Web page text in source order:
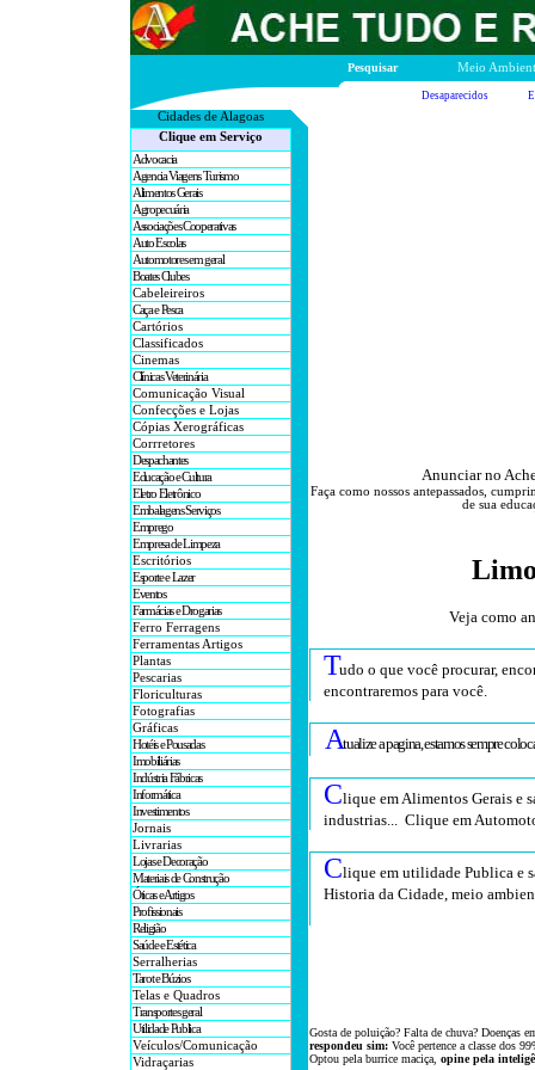
Pesquisar Meio
Desaparecidos
Cidades de Alagoas
Clique em Serviço
Advocacia
Agencia Viagens Turismo
Alimentos Gerais
Agropecuária
Associações Cooperativas
Auto Escolas
Automotores em geral
Boates Clubes
Cabeleireiros
Caça e Pesca
Cartórios
Classificados
Cinemas
Clínicas Veterinária
Comunicação Visual
Confecções e Lojas
Cópias Xerográficas
Corrretores
Despachantes
Educação e Cultura
Eletro Eletrônico
Embalagens Serviços
Emprego
Empresa de Limpeza
Escritórios
Esporte e Lazer
Eventos
Farmácias e Drogarias
Ferro Ferragens
Ferramentas Artigos
Plantas
Pescarias
Floriculturas
Fotografias
Gráficas
Hotéis e Pousadas
Imobiliárias
Indústria Fábricas
Informática
Investimentos
Jornais
Livrarias
Lojas e Decoração
Materiais de Construção
Óticas e Artigos
Profissionais
Religião
Saúde e Estética
Serralherias
Tarot e Búzios
Telas e Quadros
Transportes geral
Utilidade Publica
Veículos/Comunicação
Vidraçarias
Anunciar no
Faça como nossos antepassados,
de sua
Veja como
Tudo o que você procurar,
encontraremos para você.
Atualize a pagina, estamos sempre
Clique em Alimentos Gerais e
industrias... Clique em
Clique em utilidade Publica e
Historia da Cidade, meio
Gosta de poluição? Falta de chuva? Doenças
respondeu sim: Você pertence a classe dos
Optou pela burrice maciça, opine pela